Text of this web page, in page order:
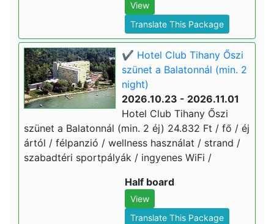
View
Translate This Package
✔️ Hotel Club Tihany Őszi
szünet a Balatonnál (min. 2
night)
2026.10.23 - 2026.11.01
Hotel Club Tihany Őszi
szünet a Balatonnál (min. 2 éj) 24.832 Ft / fő / éj
ártól / félpanzió / wellness használat / strand /
szabadtéri sportpályák / ingyenes WiFi /
Half board
View
Translate This Package